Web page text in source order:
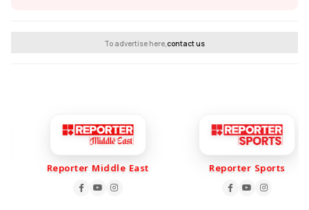
To advertise here,contact us
Reporter Middle East Reporter Sports